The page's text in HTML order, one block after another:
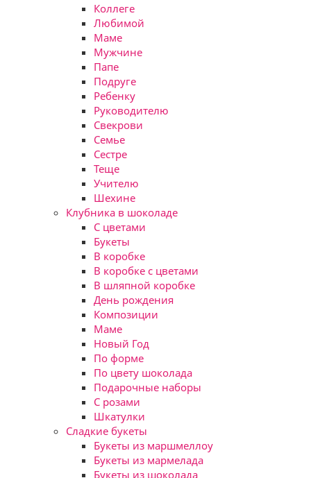
Коллеге
Любимой
Маме
Мужчине
Папе
Подруге
Ребенку
Руководителю
Свекрови
Семье
Сестре
Теще
Учителю
Шехине
Клубника в шоколаде
С цветами
Букеты
В коробке
В коробке с цветами
В шляпной коробке
День рождения
Композиции
Маме
Новый Год
По форме
По цвету шоколада
Подарочные наборы
С розами
Шкатулки
Сладкие букеты
Букеты из маршмеллоу
Букеты из мармелада
Букеты из шоколада